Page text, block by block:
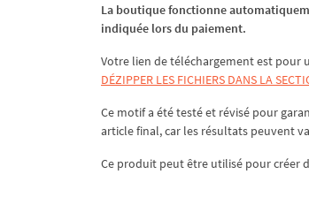
La boutique fonctionne
indiquée lors du paiement.
Votre lien de téléchargement est pour
DÉZIPPER LES FICHIERS DANS LA
Ce motif a été testé et révisé pour
article final, car les résultats peuvent
Ce produit peut être utilisé pour créer